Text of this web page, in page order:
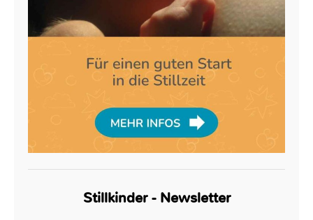
Stillkinder - Newsletter